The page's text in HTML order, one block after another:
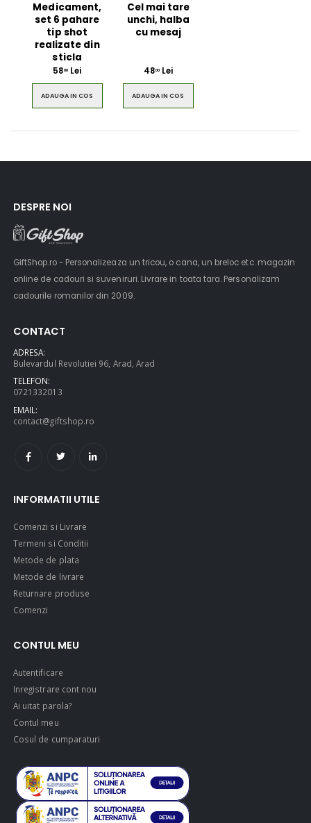
Medicament,
set 6 pahare
tip shot
realizate din
sticla
5800 Lei
ADAUGA IN COS
Cel mai tare
unchi, halba
cu mesaj
4800Lei
ADAUGA IN COS
DESPRE NOI
GiftShop.ro - Personalizeaza un tricou, o cana, un breloc etc. magazin
online de cadouri si suveniruri. Livrare in toata tara. Personalizam
cadourile romanilor din 2009.
CONTACT
ADRESA:
Bulevardul Revolutiei 96, Arad, Arad
TELEFON:
0721332013
EMAIL:
contact@giftshop.ro
INFORMATII UTILE
Comenzi si Livrare
Termeni si Conditii
Metode de plata
Metode de livrare
Returnare produse
Comenzi
CONTUL MEU
Autentificare
Inregistrare cont nou
Ai uitat parola?
Contul meu
Cosul de cumparaturi